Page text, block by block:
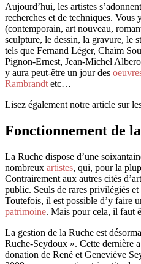
Aujourd’hui, les artistes
recherches et de techniques. Vous
(contemporain, art nouveau,
sculpture, le dessin, la gravure, le
tels que Fernand Léger, Chaïm
Pignon-Ernest, Jean-Michel
y aura peut-être un jour des
Rambrandt etc…
Lisez également notre article sur
Fonctionnement de
La Ruche dispose d’une
nombreux artistes, qui, pour la
Contrairement aux autres cités
public. Seuls de rares privilégiés
Toutefois, il est possible d’y faire
patrimoine. Mais pour cela, il faut
La gestion de la Ruche est
Ruche-Seydoux ». Cette dernière
donation de René et Geneviève